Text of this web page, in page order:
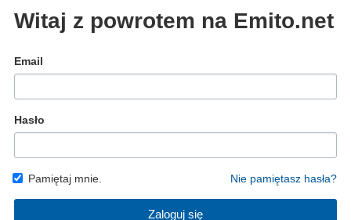
Witaj z powrotem na Emito.net
Email
Hasło
Pamiętaj mnie. Nie pamiętasz hasła?
Zaloguj się